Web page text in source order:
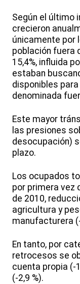
Según el último
crecieron
únicamente por
población fuera
15,4%, influida
estaban
disponibles
denominada
Este mayor
las presiones
desocupación)
plazo.
Los ocupados
por primera vez
de 2010,
agricultura y
manufacturera
En tanto, por
retrocesos se
cuenta propia (-
(-2,9 %).